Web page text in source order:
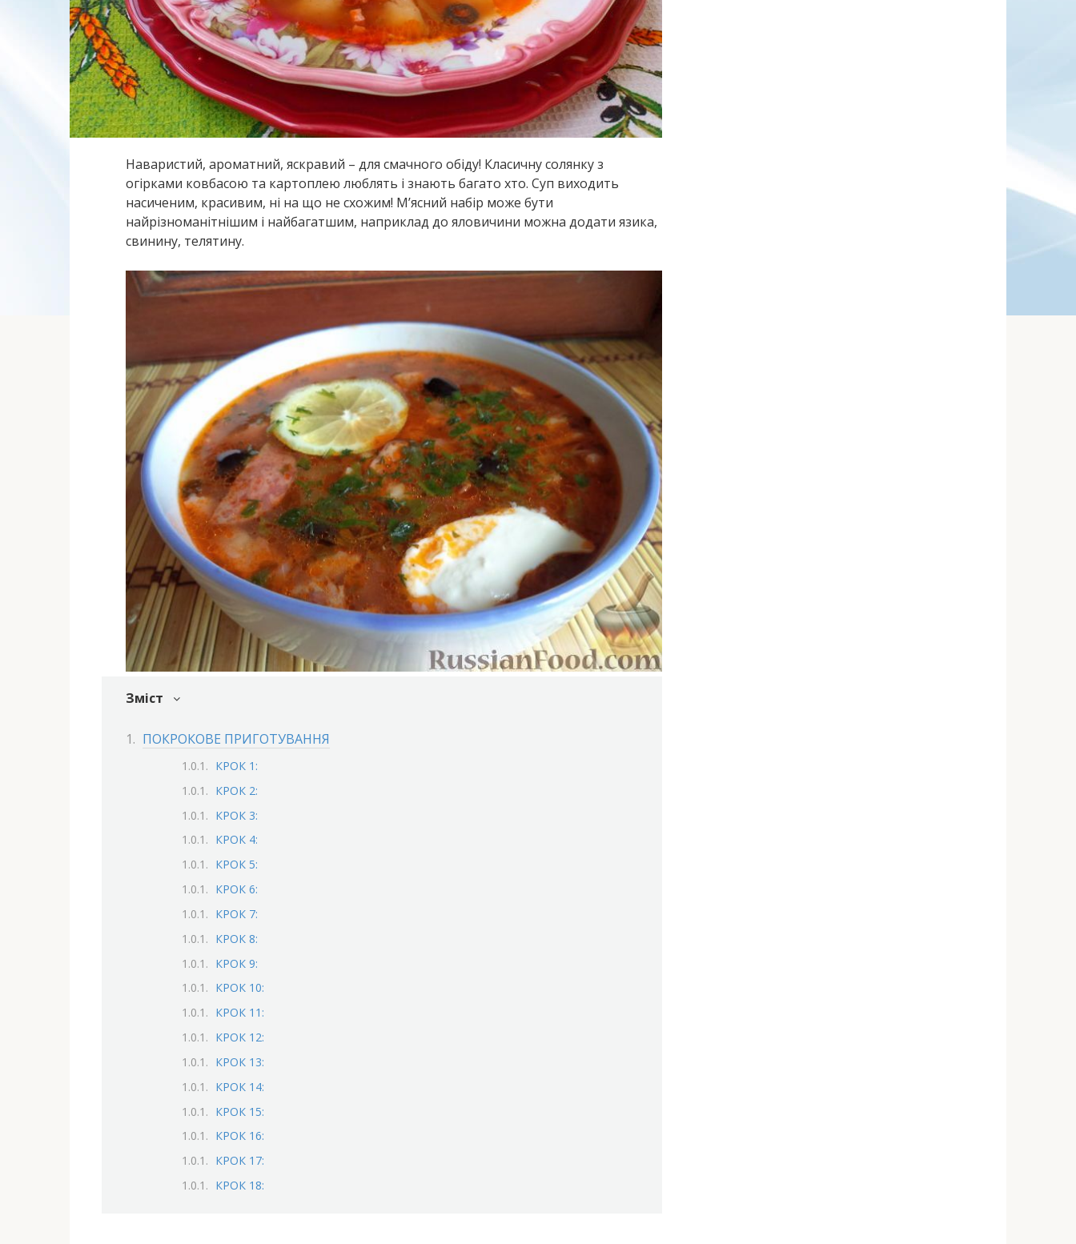
Наваристий, ароматний, яскравий – для смачного обіду! Класичну солянку з
огірками ковбасою та картоплею люблять і знають багато хто. Суп виходить
насиченим, красивим, ні на що не схожим! М’ясний набір може бути
найрізноманітнішим і найбагатшим, наприклад до яловичини можна додати язика,
свинину, телятину.
Зміст
ПОКРОКОВЕ ПРИГОТУВАННЯ
КРОК 1:
КРОК 2:
КРОК 3:
КРОК 4:
КРОК 5:
КРОК 6:
КРОК 7:
КРОК 8:
КРОК 9:
КРОК 10:
КРОК 11:
КРОК 12:
КРОК 13:
КРОК 14:
КРОК 15:
КРОК 16:
КРОК 17:
КРОК 18: